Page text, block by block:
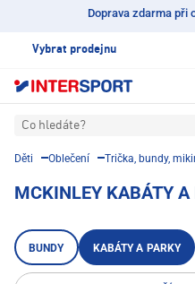
Doprava zdarma při
Vybrat prodejnu
Co hledáte?
Děti Oblečení Trička, bundy,
MCKINLEY KABÁTY A
BUNDY KABÁTY A PARKY